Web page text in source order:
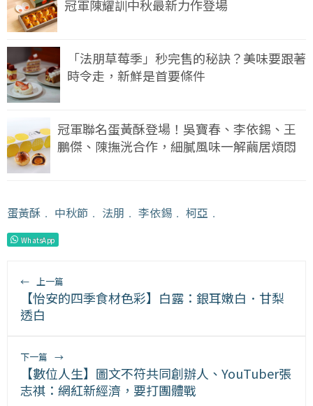
冠軍陳耀訓中秋最新力作登場
「法朋草莓季」秒完售的秘訣？美味要跟著
時令走，新鮮是首要條件
冠軍聯名蛋黃酥登場！吳寶春、李依錫、王
鵬傑、陳撫洸合作，細膩風味一解繭居煩悶
蛋黃酥 ﹒ 中秋節 ﹒ 法朋 ﹒ 李依錫 ﹒ 柯亞 ﹒
WhatsApp
← 上一篇
【怡安的四季食材色彩】白露：銀耳嫩白．甘梨
透白
下一篇 →
【數位人生】圖文不符共同創辦人、YouTuber張
志祺：網紅新經濟，要打團體戰